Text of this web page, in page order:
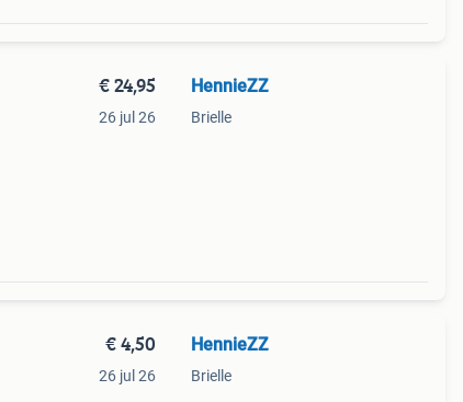
€ 24,95
26 jul 26
HennieZZ
Brielle
€ 4,50
26 jul 26
HennieZZ
Brielle